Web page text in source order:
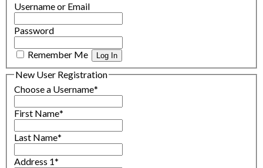
Username or Email
Password
Remember Me
New User Registration
Choose a Username*
First Name*
Last Name*
Address 1*